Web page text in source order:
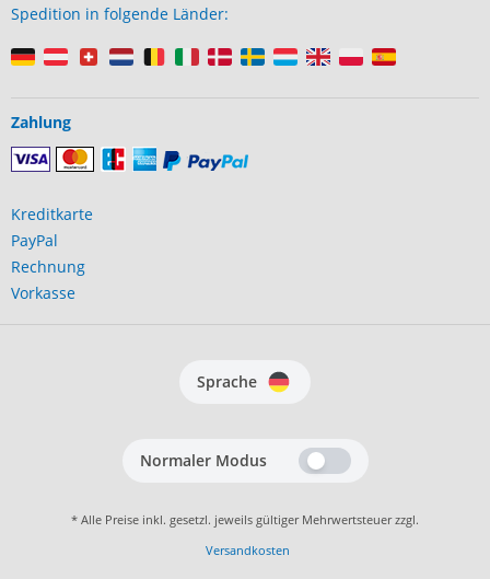
Spedition in folgende Länder:
Zahlung
Kreditkarte
PayPal
Rechnung
Vorkasse
Sprache
Normaler Modus
* Alle Preise inkl. gesetzl. jeweils gültiger Mehrwertsteuer zzgl.
Versandkosten